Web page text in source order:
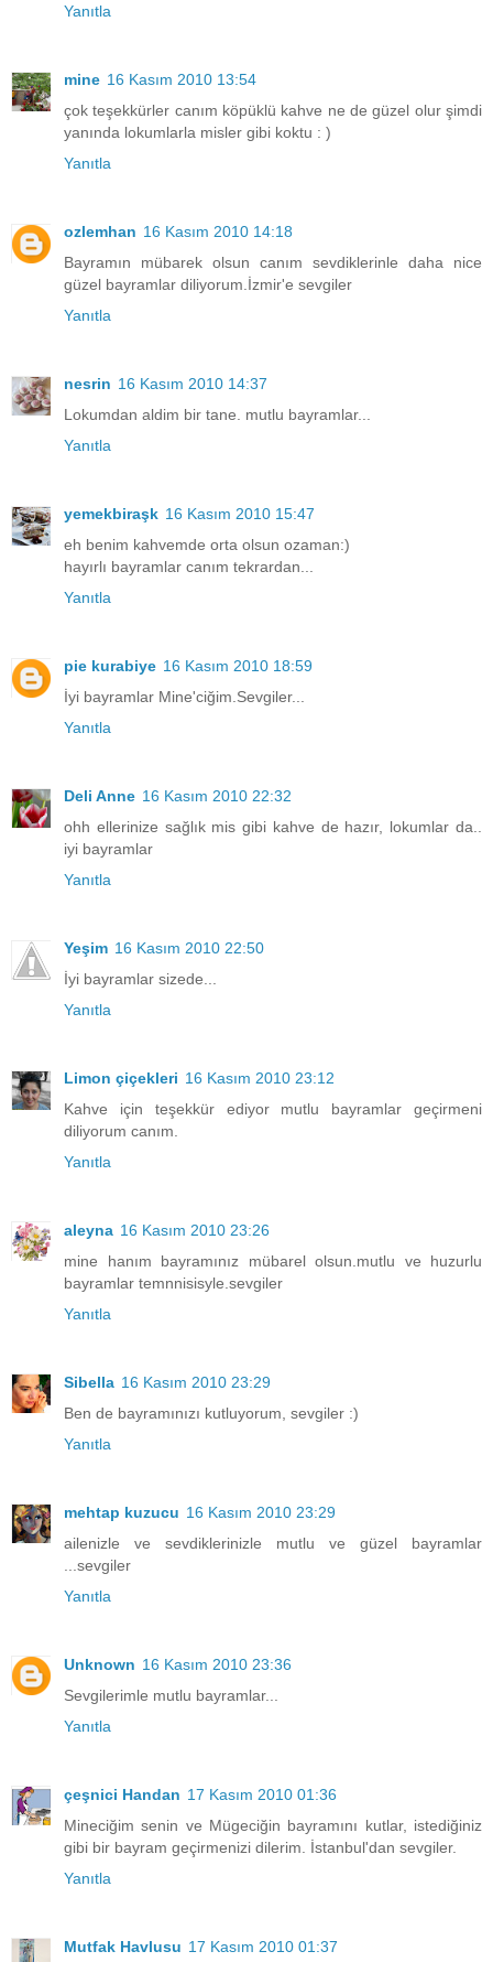
Yanıtla
mine 16 Kasım 2010 13:54
çok teşekkürler canım köpüklü kahve ne de güzel olur şimdi
yanında lokumlarla misler gibi koktu : )
Yanıtla
ozlemhan 16 Kasım 2010 14:18
Bayramın mübarek olsun canım sevdiklerinle daha nice
güzel bayramlar diliyorum.İzmir'e sevgiler
Yanıtla
nesrin 16 Kasım 2010 14:37
Lokumdan aldim bir tane. mutlu bayramlar...
Yanıtla
yemekbiraşk 16 Kasım 2010 15:47
eh benim kahvemde orta olsun ozaman:)
hayırlı bayramlar canım tekrardan...
Yanıtla
pie kurabiye 16 Kasım 2010 18:59
İyi bayramlar Mine'ciğim.Sevgiler...
Yanıtla
Deli Anne 16 Kasım 2010 22:32
ohh ellerinize sağlık mis gibi kahve de hazır, lokumlar da..
iyi bayramlar
Yanıtla
Yeşim 16 Kasım 2010 22:50
İyi bayramlar sizede...
Yanıtla
Limon çiçekleri 16 Kasım 2010 23:12
Kahve için teşekkür ediyor mutlu bayramlar geçirmeni
diliyorum canım.
Yanıtla
aleyna 16 Kasım 2010 23:26
mine hanım bayramınız mübarel olsun.mutlu ve huzurlu
bayramlar temnnisisyle.sevgiler
Yanıtla
Sibella 16 Kasım 2010 23:29
Ben de bayramınızı kutluyorum, sevgiler :)
Yanıtla
mehtap kuzucu 16 Kasım 2010 23:29
ailenizle ve sevdiklerinizle mutlu ve güzel bayramlar
...sevgiler
Yanıtla
Unknown 16 Kasım 2010 23:36
Sevgilerimle mutlu bayramlar...
Yanıtla
çeşnici Handan 17 Kasım 2010 01:36
Mineciğim senin ve Mügeciğin bayramını kutlar, istediğiniz
gibi bir bayram geçirmenizi dilerim. İstanbul'dan sevgiler.
Yanıtla
Mutfak Havlusu 17 Kasım 2010 01:37